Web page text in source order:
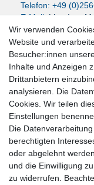
Telefon: +49
E-Mail:
VORNAME
E-MAIL **
Newsletter
Honig
Hiermit bestätige ich,
Einwilligung kann ich
Wir verwenden
Website und
Besucher:innen
Inhalte und Anzeigen
Drittanbietern
analysieren. Die
Cookies. Wir teilen
Einstellungen
Die
berechtigten
oder abgelehnt
und die Einwilligung
zu widerrufen.